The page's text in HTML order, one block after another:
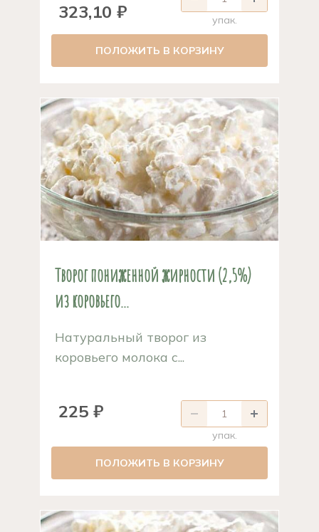
323,10 ₽ упак.
ПОЛОЖИТЬ В КОРЗИНУ
Творог пониженной жирности (2,5%)
из коровьего...
Натуральный творог из
коровьего молока с...
225 ₽
упак.
ПОЛОЖИТЬ В КОРЗИНУ